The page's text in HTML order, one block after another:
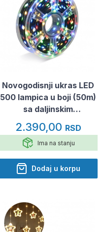
Novogodisnji ukras LED
500 lampica u boji (50m)
sa daljinskim
upravljacem
2.390,00 RSD
Ima na stanju
Dodaj u korpu